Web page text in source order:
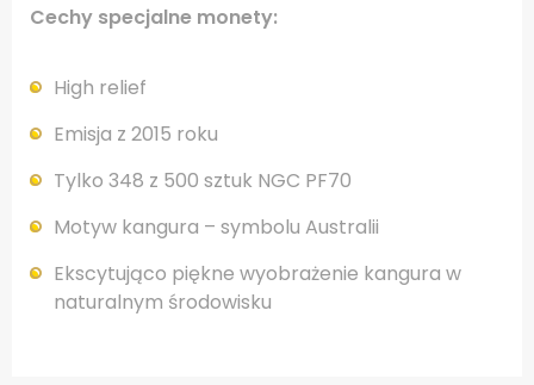
Cechy specjalne monety:
High relief
Emisja z 2015 roku
Tylko 348 z 500 sztuk NGC PF70
Motyw kangura – symbolu Australii
Ekscytująco piękne wyobrażenie kangura w
naturalnym środowisku